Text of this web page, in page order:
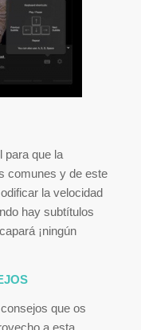
para que la
comunes y de este
la velocidad
hay subtítulos
¡ningún
que os